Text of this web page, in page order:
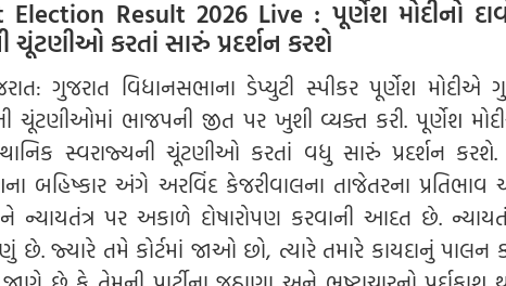
Election Result 2026 Live : પૂર્ણેશ મોદીનો
ચૂંટણીઓ કરતાં સારું પ્રદર્શન કરશે
ગુજરાત વિધાનસભાના ડેપ્યુટી સ્પીકર પૂર્ણેશ મોદીએ
ચૂંટણીઓમાં ભાજપની જીત પર ખુશી વ્યક્ત કરી. પૂર્ણેશ
સ્વરાજ્યની ચૂંટણીઓ કરતાં વધુ સારું પ્રદર્શન કરશે.
બહિષ્કાર અંગે અરવિંદ કેજરીવાલના તાજેતરના
ન્યાયતંત્ર પર અકાળે દોષારોપણ કરવાની આદત છે.
છે. જ્યારે તમે કોર્ટમાં જાઓ છો, ત્યારે તમારે કાયદાનું